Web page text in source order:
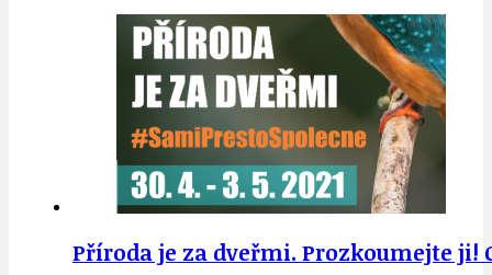
Příroda je za dveřmi. Prozkoumejte ji!